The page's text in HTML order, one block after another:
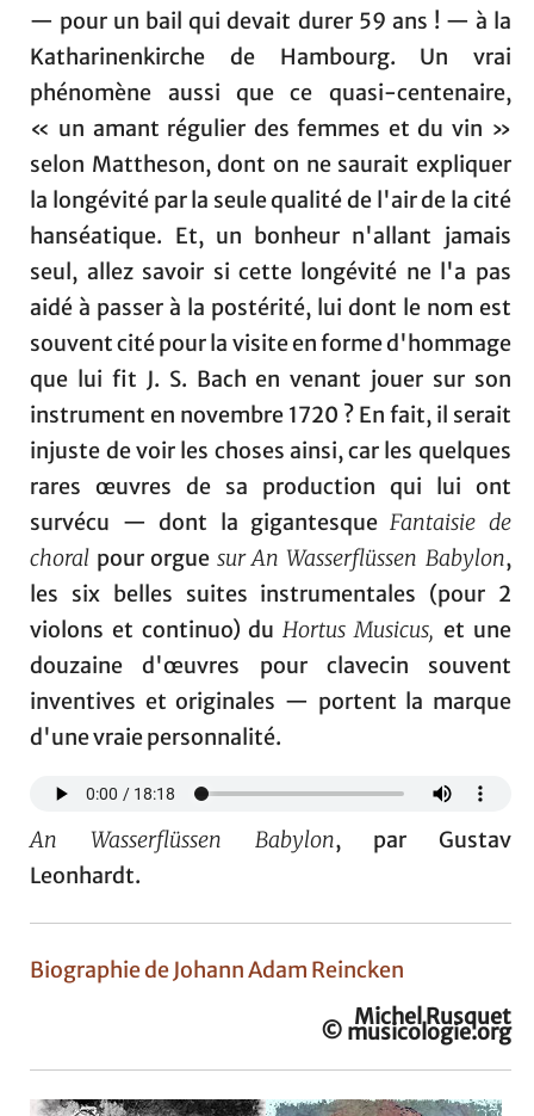
— pour un bail qui devait durer 59 ans ! — à la
Katharinenkirche de Hambourg. Un vrai
phénomène aussi que ce quasi-centenaire,
« un amant régulier des femmes et du vin »
selon Mattheson, dont on ne saurait expliquer
la longévité par la seule qualité de l'air de la cité
hanséatique. Et, un bonheur n'allant jamais
seul, allez savoir si cette longévité ne l'a pas
aidé à passer à la postérité, lui dont le nom est
souvent cité pour la visite en forme d'hommage
que lui fit J. S. Bach en venant jouer sur son
instrument en novembre 1720 ? En fait, il serait
injuste de voir les choses ainsi, car les quelques
rares œuvres de sa production qui lui ont
survécu — dont la gigantesqueFantaisie de
choral pour orgue sur An Wasserflüssen Babylon,
les six belles suites instrumentales (pour 2
violons et continuo) du Hortus Musicus, et une
douzaine d'œuvres pour clavecin souvent
inventives et originales — portent la marque
d'une vraie personnalité.
An Wasserflüssen Babylon, par Gustav
Leonhardt.
Biographie de Johann Adam Reincken
Michel Rusquet
© musicologie.org